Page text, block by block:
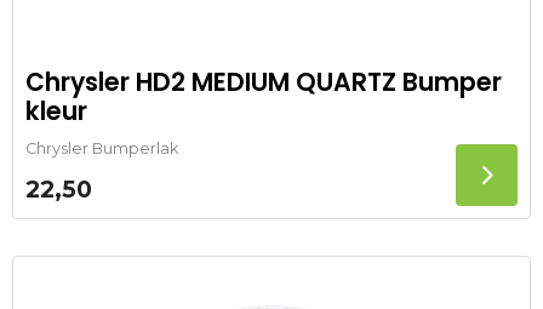
Chrysler HD2 MEDIUM QUARTZ Bumper
kleur
Chrysler Bumperlak
22,50